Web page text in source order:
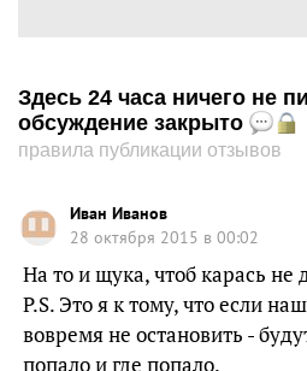
Здесь 24 часа ничего не
обсуждение закрыто
правила публикации отзывов
Иван Иванов
28 октября 2015 в 00:02
На то и щука, чтоб карась не
P.S. Это я к тому, что если
вовремя не остановить -
попало и где попало.